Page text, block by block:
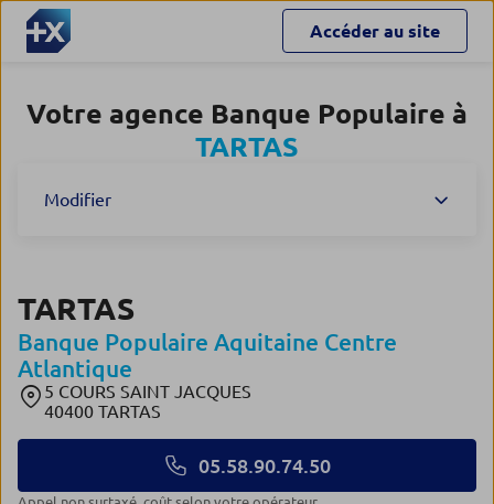
Accéder au site
Votre agence Banque Populaire à
TARTAS
Modifier
TARTAS
Banque Populaire Aquitaine Centre
Atlantique
5 COURS SAINT JACQUES
40400 TARTAS
05.58.90.74.50